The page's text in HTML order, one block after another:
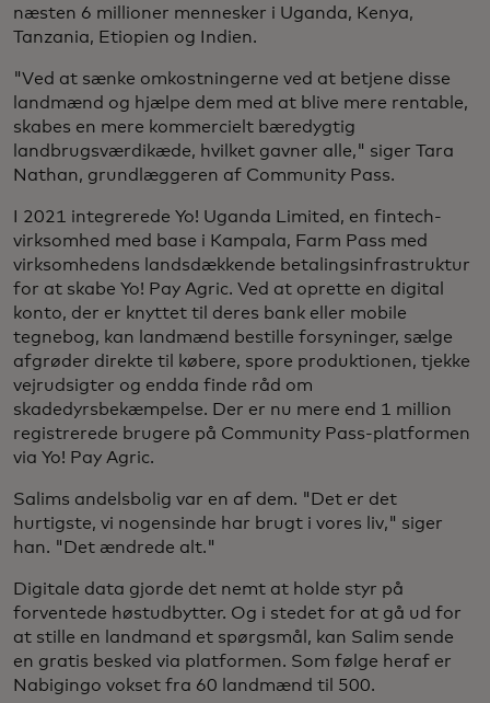
næsten 6 millioner mennesker i Uganda, Kenya,
Tanzania, Etiopien og Indien.
"Ved at sænke omkostningerne ved at betjene disse
landmænd og hjælpe dem med at blive mere rentable,
skabes en mere kommercielt bæredygtig
landbrugsværdikæde, hvilket gavner alle," siger Tara
Nathan, grundlæggeren af Community Pass.
I 2021 integrerede Yo! Uganda Limited, en fintech-
virksomhed med base i Kampala, Farm Pass med
virksomhedens landsdækkende betalingsinfrastruktur
for at skabe Yo! Pay Agric. Ved at oprette en digital
konto, der er knyttet til deres bank eller mobile
tegnebog, kan landmænd bestille forsyninger, sælge
afgrøder direkte til købere, spore produktionen, tjekke
vejrudsigter og endda finde råd om
skadedyrsbekæmpelse. Der er nu mere end 1 million
registrerede brugere på Community Pass-platformen
via Yo! Pay Agric.
Salims andelsbolig var en af dem. "Det er det
hurtigste, vi nogensinde har brugt i vores liv," siger
han. "Det ændrede alt."
Digitale data gjorde det nemt at holde styr på
forventede høstudbytter. Og i stedet for at gå ud for
at stille en landmand et spørgsmål, kan Salim sende
en gratis besked via platformen. Som følge heraf er
Nabigingo vokset fra 60 landmænd til 500.